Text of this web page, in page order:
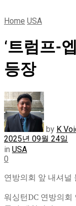
Home USA
‘트럼프-
등장
by K
2025년 09월 24일
in USA
0
연방의회 앞 내셔
워싱턴DC 연방의